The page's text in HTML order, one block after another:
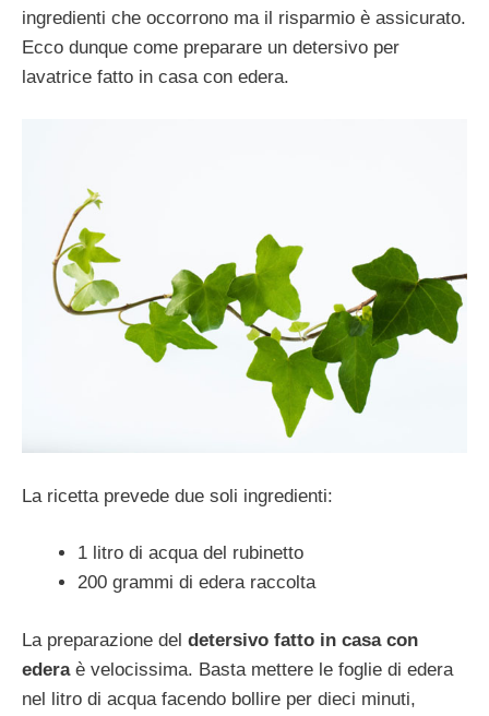
ingredienti che occorrono ma il risparmio è assicurato.
Ecco dunque come preparare un detersivo per
lavatrice fatto in casa con edera.
La ricetta prevede due soli ingredienti:
1 litro di acqua del rubinetto
200 grammi di edera raccolta
La preparazione del detersivo fatto in casa con
ederaè velocissima. Basta mettere le foglie di edera
nel litro di acqua facendo bollire per dieci minuti,